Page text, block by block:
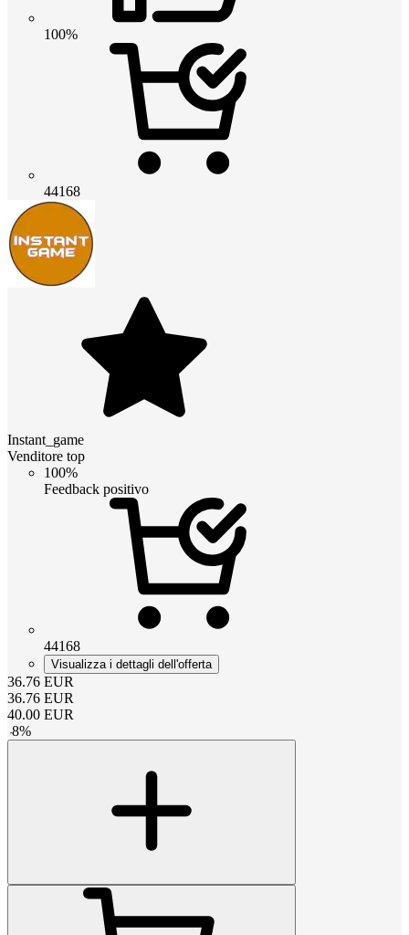
100%
44168
Instant_game
Venditore top
100%
Feedback positivo
44168
Visualizza i dettagli dell'offerta
36.76 EUR
36.76 EUR
40.00 EUR
-8%